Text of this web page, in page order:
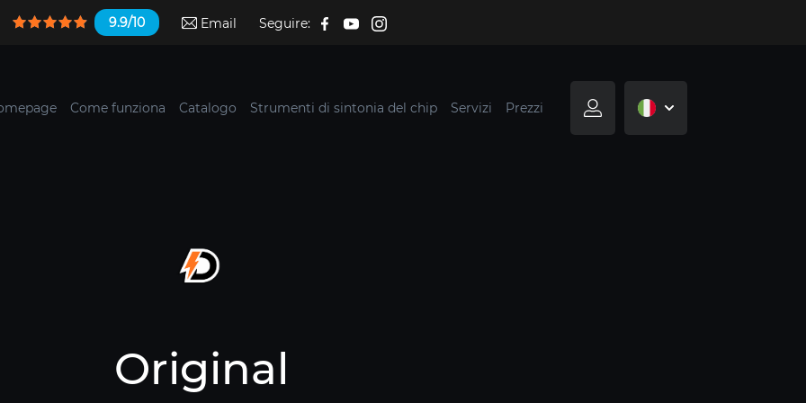
9.9/10 Email Seguire:
Come funziona Catalogo Strumenti di sintonia del chip Servizi Prezzi
Original